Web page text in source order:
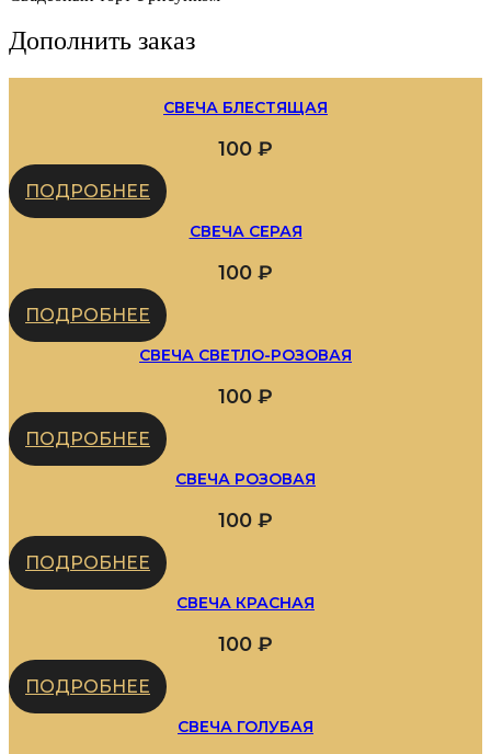
Дополнить заказ
СВЕЧА БЛЕСТЯЩАЯ
100 ₽
ПОДРОБНЕЕ
СВЕЧА СЕРАЯ
100 ₽
ПОДРОБНЕЕ
СВЕЧА СВЕТЛО-РОЗОВАЯ
100 ₽
ПОДРОБНЕЕ
СВЕЧА РОЗОВАЯ
100 ₽
ПОДРОБНЕЕ
СВЕЧА КРАСНАЯ
100 ₽
ПОДРОБНЕЕ
СВЕЧА ГОЛУБАЯ